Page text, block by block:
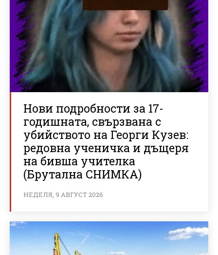
Нови подробности за 17-
годишната, свързвана с
убийството на Георги Кузев:
редовна ученичка и дъщеря
на бивша учителка
(Брутална СНИМКА)
НЕДЕЛЯ, 9 АВГУСТ 2026